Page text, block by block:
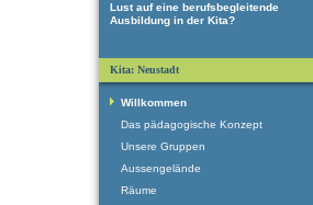
Lust auf eine berufsbegleitende
Ausbildung in der Kita?
Kita: Neustadt
Willkommen
Das pädagogische Konzept
Unsere Gruppen
Aussengelände
Räume